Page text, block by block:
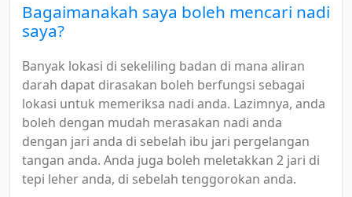
Bagaimanakah saya boleh mencari nadi
saya?
Banyak lokasi di sekeliling badan di mana aliran
darah dapat dirasakan boleh berfungsi sebagai
lokasi untuk memeriksa nadi anda. Lazimnya, anda
boleh dengan mudah merasakan nadi anda
dengan jari anda di sebelah ibu jari pergelangan
tangan anda. Anda juga boleh meletakkan 2 jari di
tepi leher anda, di sebelah tenggorokan anda.